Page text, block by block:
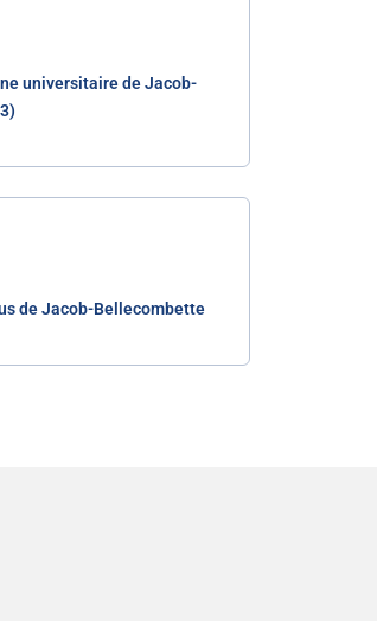
universitaire de Jacob-
de Jacob-Bellecombette